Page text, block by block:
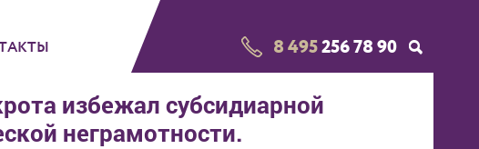
8 495256 78 90
избежал субсидиарной
неграмотности.